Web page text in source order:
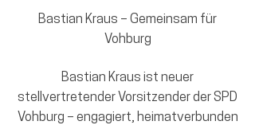
Bastian Kraus – Gemeinsam für
Vohburg
Bastian Kraus ist neuer
stellvertretender Vorsitzender der SPD
Vohburg – engagiert, heimatverbunden